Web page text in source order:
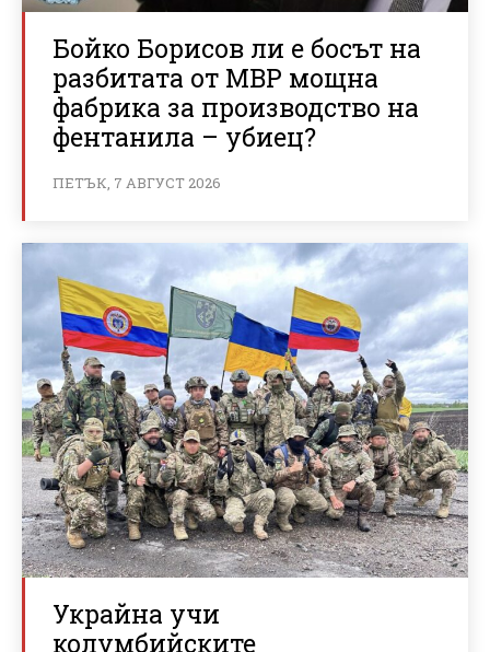
Бойко Борисов ли е босът на
разбитата от МВР мощна
фабрика за производство на
фентанила – убиец?
ПЕТЪК, 7 АВГУСТ 2026
Украйна учи
колумбийските